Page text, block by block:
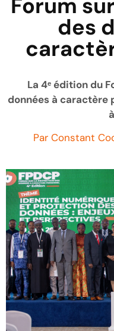
des
La 4ᵉ édition du
données à caractère
Par Constant